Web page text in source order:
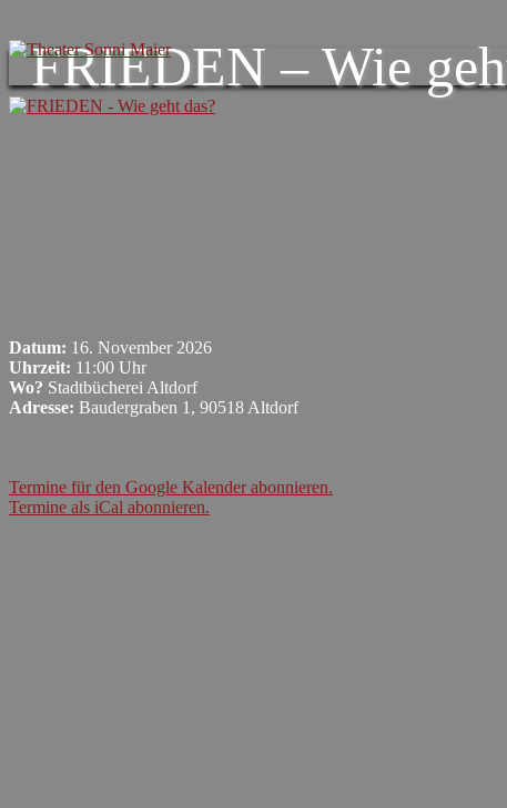
FRIEDEN – Wie
Datum: 16. November 2026
Uhrzeit: 11:00 Uhr
Wo? Stadtbücherei Altdorf
Adresse: Baudergraben 1, 90518 Altdorf
Termine für den Google Kalender abonnieren.
Termine als iCal abonnieren.